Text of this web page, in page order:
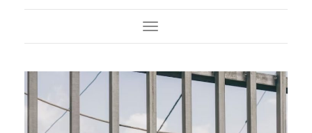
Toggle Navigation